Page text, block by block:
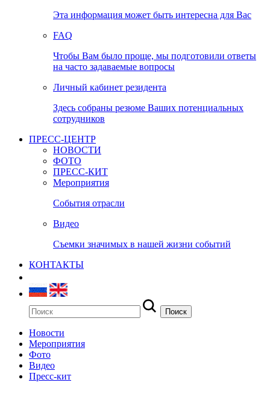
Эта информация может быть интересна для Вас
FAQ
Чтобы Вам было проще, мы подготовили ответы
на часто задаваемые вопросы
Личный кабинет резидента
Здесь собраны резюме Ваших потенциальных
сотрудников
ПРЕСС-ЦЕНТР
НОВОСТИ
ФОТО
ПРЕСС-КИТ
Мероприятия
События отрасли
Видео
Съемки значимых в нашей жизни событий
КОНТАКТЫ
Новости
Мероприятия
Фото
Видео
Пресс-кит